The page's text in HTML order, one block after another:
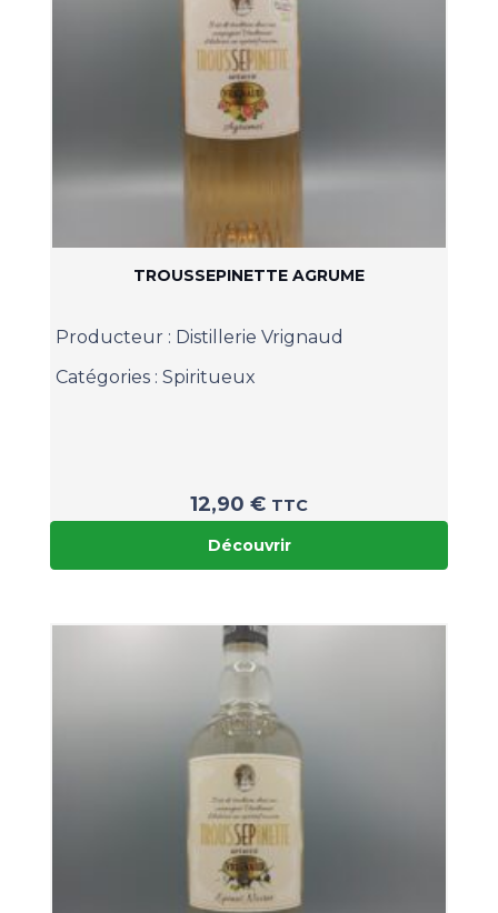
TROUSSEPINETTE AGRUME
Producteur : Distillerie Vrignaud
Catégories : Spiritueux
12,90 € TTC
Découvrir